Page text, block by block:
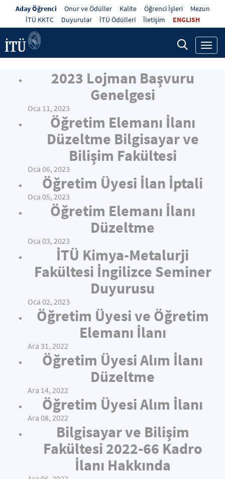
Aday Öğrenci Onur ve Ödüller Kalite Öğrenci İşleri
Mezun
İTÜ KKTC
Duyurular İTÜ Ödülleri İletişim ENGLISH
2023 Lojman Başvuru
Genelgesi
Oca 11, 2023
Öğretim Elemanı İlanı
Düzeltme Bilgisayar ve
Bilişim Fakültesi
Oca 06, 2023
Öğretim Üyesi İlan İptali
Oca 05, 2023
Öğretim Elemanı İlanı
Düzeltme
Oca 03, 2023
İTÜ Kimya-Metalurji
Fakültesi İngilizce Seminer
Duyurusu
Oca 02, 2023
Öğretim Üyesi ve Öğretim
Elemanı İlanı
Ara 31, 2022
Öğretim Üyesi Alım İlanı
Düzeltme
Ara 14, 2022
Öğretim Üyesi Alım İlanı
Ara 08, 2022
Bilgisayar ve Bilişim
Fakültesi 2022-66 Kadro
İlanı Hakkında